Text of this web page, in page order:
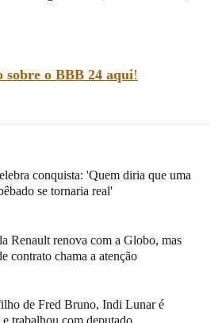
sobre o BBB 24 aqui!
conquista: 'Quem diria que uma
se tornaria real'
Renault renova com a Globo, mas
contrato chama a atenção
de Fred Bruno, Indi Lunar é